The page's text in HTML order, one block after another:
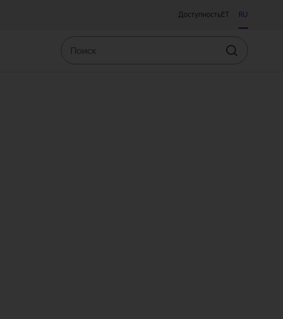
Доступность ET RU
Искать